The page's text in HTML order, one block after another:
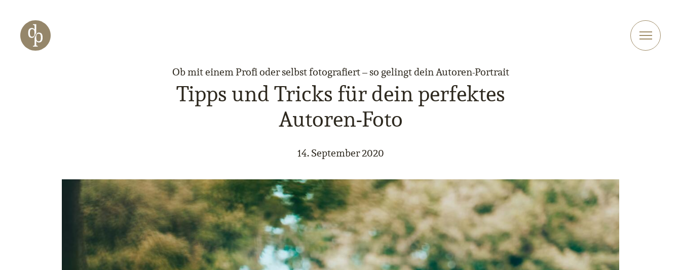
Zur Navigation springen
Zur Website-Suche springen
Ob mit einem Profi oder selbst fotografiert – so gelingt dein Autoren-Portrait
Tipps und Tricks für dein perfektes
Autoren-Foto
14. September 2020